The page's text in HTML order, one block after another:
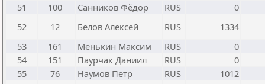
51
100 Санников Фёдор RUS
0
52
12 Белов Алексей RUS
1334
53
161 Менькин Максим RUS
0
54
151 Паурчак Даниил RUS
0
55
76 Наумов Петр RUS
1012